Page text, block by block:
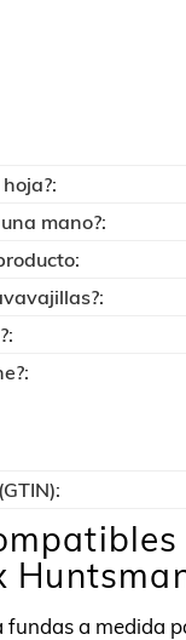
mano?:
fundas a medida